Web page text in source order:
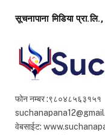
सूचनापाना मिडिया
फोन नम्बर :९८०४८५६३१५१
वेबसाईट: